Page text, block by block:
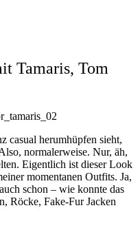
Tamaris, Tom
casual herumhüpfen sieht,
normalerweise. Nur, äh,
Eigentlich ist dieser Look
momentanen Outfits. Ja,
schon – wie konnte das
Röcke, Fake-Fur Jacken